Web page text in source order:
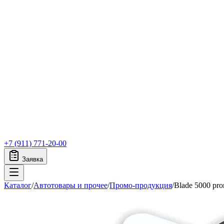
+7 (911) 771-20-00
Заявка
Каталог/Автотовары и прочее/Промо-продукция/Blade 5000